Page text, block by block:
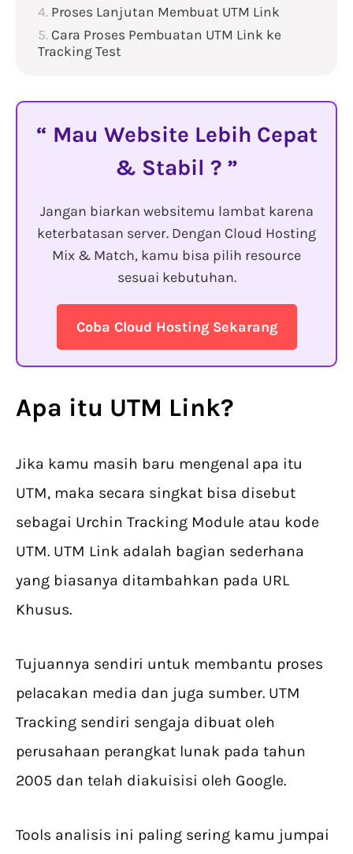
Proses Lanjutan Membuat UTM Link
Cara Proses Pembuatan UTM Link ke
Tracking Test
Mau Website Lebih Cepat
& Stabil ?
Jangan biarkan websitemu lambat karena
keterbatasan server. Dengan Cloud Hosting
Mix & Match, kamu bisa pilih resource
sesuai kebutuhan.
Coba Cloud Hosting Sekarang
Apa itu UTM Link?
Jika kamu masih baru mengenal apa itu
UTM, maka secara singkat bisa disebut
sebagai Urchin Tracking Module atau kode
UTM. UTM Link adalah bagian sederhana
yang biasanya ditambahkan pada URL
Khusus.
Tujuannya sendiri untuk membantu proses
pelacakan media dan juga sumber. UTM
Tracking sendiri sengaja dibuat oleh
perusahaan perangkat lunak pada tahun
2005 dan telah diakuisisi oleh Google.
Tools analisis ini paling sering kamu jumpai